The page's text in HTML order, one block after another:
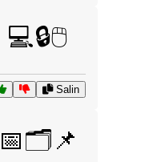
💻🔒🖱️
Salin
📅🗂️📌